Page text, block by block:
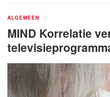
ALGEMEEN
MIND Korrelatie